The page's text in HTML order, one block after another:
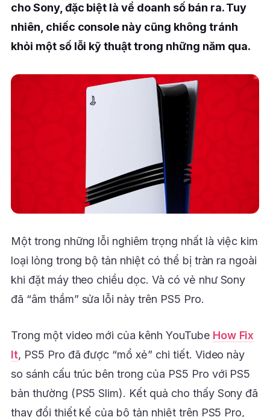
cho Sony, đặc biệt là về doanh số bán ra. Tuy
nhiên, chiếc console này cũng không tránh
khỏi một số lỗi kỹ thuật trong những năm qua.
Một trong những lỗi nghiêm trọng nhất là việc kim
loại lỏng trong bộ tản nhiệt có thể bị tràn ra ngoài
khi đặt máy theo chiều dọc. Và có vẻ như Sony
đã “âm thầm” sửa lỗi này trên PS5 Pro.
Trong một video mới của kênh YouTube How Fix
It, PS5 Pro đã được “mổ xẻ” chi tiết. Video này
so sánh cấu trúc bên trong của PS5 Pro với PS5
bản thường (PS5 Slim). Kết quả cho thấy Sony đã
thay đổi thiết kế của bộ tản nhiệt trên PS5 Pro,